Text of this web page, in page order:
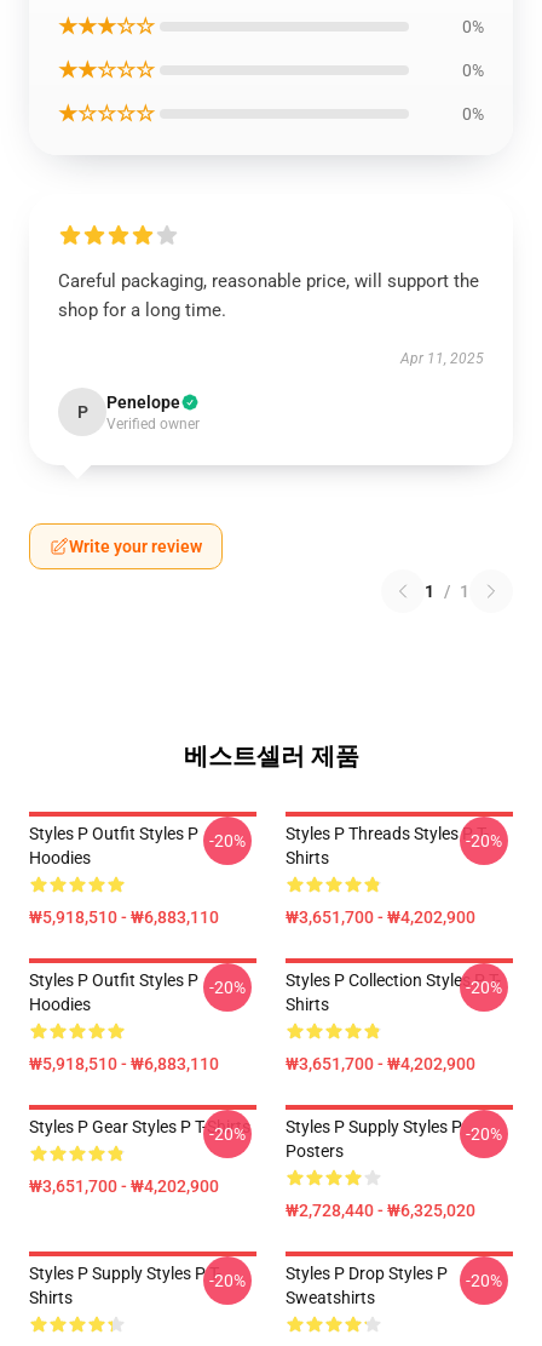
★★★☆☆ 0%
★★☆☆☆ 0%
★☆☆☆☆ 0%
Careful packaging, reasonable price, will support the
shop for a long time.
Apr 11, 2025
P Penelope
Verified owner
Write your review
1 / 1
베스트셀러 제품
Styles P Outfit Styles P
Hoodies
₩5,918,510 - ₩6,883,110
-20%
Styles P Threads Styles P T-
Shirts
₩3,651,700 - ₩4,202,900
-20%
Styles P Outfit Styles P
Hoodies
₩5,918,510 - ₩6,883,110
-20%
Styles P Collection Styles P T-
Shirts
₩3,651,700 - ₩4,202,900
-20%
Styles P Gear Styles P T-Shirts
₩3,651,700 - ₩4,202,900
-20%
Styles P Supply Styles P
Posters
₩2,728,440 - ₩6,325,020
-20%
Styles P Supply Styles P T-
Shirts
-20%
Styles P Drop Styles P
Sweatshirts
-20%